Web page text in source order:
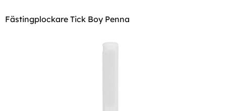
Fästingplockare Tick Boy Penna